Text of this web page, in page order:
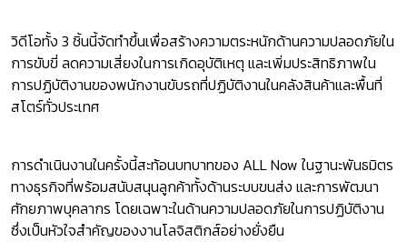
วิดีโอทั้ง 3 ชิ้นนี้จัดทำขึ้นเพื่อสร้างความตระหนักด้านความปลอดภัยใน
การขับขี่ ลดความเสี่ยงในการเกิดอุบัติเหตุ และเพิ่มประสิทธิภาพใน
การปฏิบัติงานของพนักงานขับรถที่ปฏิบัติงานในคลังสินค้าและพื้นที่
สโตร์ทั่วประเทศ
การดำเนินงานในครั้งนี้สะท้อนบทบาทของ ALL Now ในฐานะพันธมิตร
ทางธุรกิจที่พร้อมสนับสนุนลูกค้าทั้งด้านระบบขนส่ง และการพัฒนา
ศักยภาพบุคลากร โดยเฉพาะในด้านความปลอดภัยในการปฏิบัติงาน
ซึ่งเป็นหัวใจสำคัญของงานโลจิสติกส์อย่างยั่งยืน